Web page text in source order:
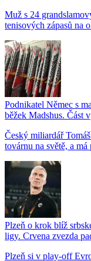
Muž s 24
tenisových zápasů na
Podnikatel Němec s
běžek Madshus. Část
Český miliardář
továrnu na světě, a
Plzeň o krok blíž
ligy. Crvena zvezda
Plzeň si v play-off